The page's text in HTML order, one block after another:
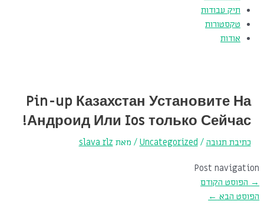
תיק עבודות
טקסטורות
אודות
Pin-up Казахстан Установите На
Андроид Или Ios только Сейчас!
כתיבת תגובה /
Uncategorized / מאת slava rlz
Post navigation
→ הפוסט הקודם
הפוסט הבא ←